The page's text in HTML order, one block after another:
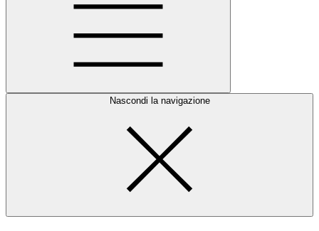
Nascondi la navigazione